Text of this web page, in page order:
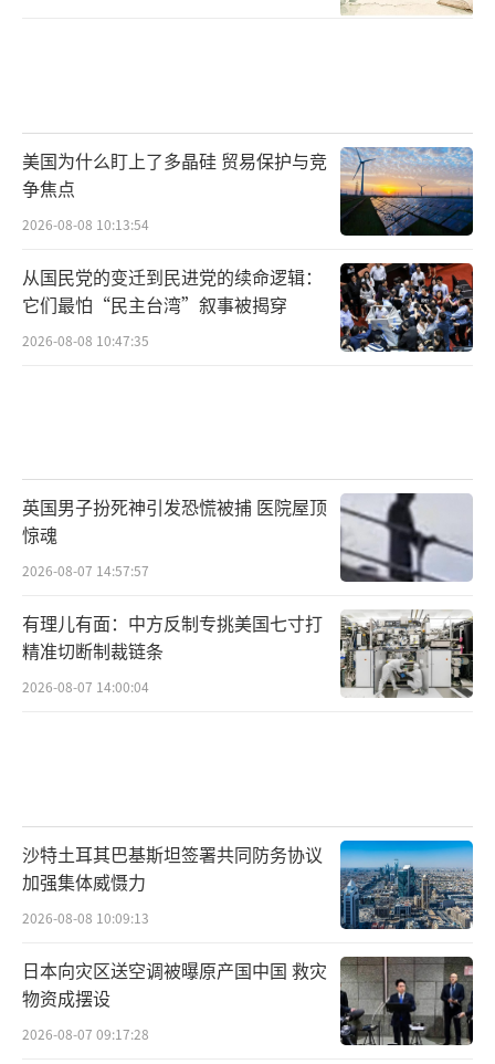
美国为什么盯上了多晶硅 贸易保护与竞
争焦点
2026-08-08 10:13:54
从国民党的变迁到民进党的续命逻辑：
它们最怕“民主台湾”叙事被揭穿
2026-08-08 10:47:35
英国男子扮死神引发恐慌被捕 医院屋顶
惊魂
2026-08-07 14:57:57
有理儿有面：中方反制专挑美国七寸打
精准切断制裁链条
2026-08-07 14:00:04
沙特土耳其巴基斯坦签署共同防务协议
加强集体威慑力
2026-08-08 10:09:13
日本向灾区送空调被曝原产国中国 救灾
物资成摆设
2026-08-07 09:17:28